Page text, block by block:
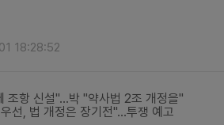
18:28:52
조항 신설"…박 "약사법 2조 개정을"
선, 법 개정은 장기전"…투쟁 예고